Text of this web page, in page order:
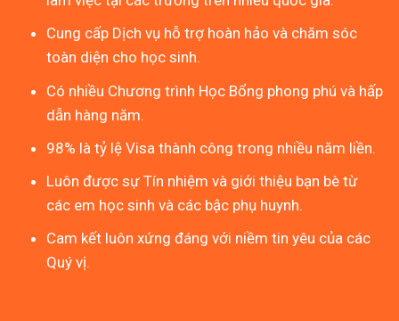
Cung cấp Dịch vụ hỗ trợ hoàn hảo và chăm sóc
toàn diện cho học sinh.
Có nhiều Chương trình Học Bổng phong phú và hấp
dẫn hàng năm.
98% là tỷ lệ Visa thành công trong nhiều năm liền.
Luôn được sự Tín nhiệm và giới thiệu bạn bè từ
các em học sinh và các bậc phụ huynh.
Cam kết luôn xứng đáng với niềm tin yêu của các
Quý vị.